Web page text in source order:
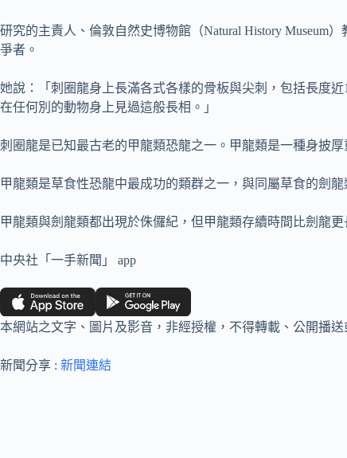
研究的主責人、倫敦自然史博物館（Natural History Museum
爭者。
她說：「刺圈龍身上長滿各式各樣的骨板與尖刺，包括長度
在任何別的動物身上見過這般長相。」
刺圈龍是已知最古老的甲龍類恐龍之一。甲龍類是一種身披
甲龍類是草食性恐龍中最成功的類群之一，與同屬草食的劍
甲龍類與劍龍類都出現於侏儸紀，但甲龍類存續時間比劍龍
中央社「一手新聞」 app
本網站之文字、圖片及影音，非經授權，不得轉載、公開播送
新聞分享 : 新聞連結